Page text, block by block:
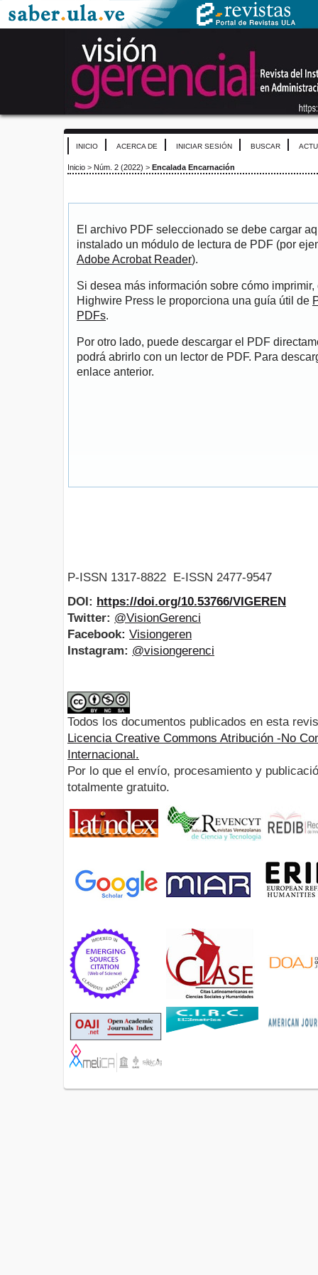
INICIO ACERCA DE INICIAR SESIÓN BUSCAR
Inicio > Núm. 2 (2022) > Encalada Encarnación
El archivo PDF seleccionado se debe cargar
instalado un módulo de lectura de PDF (por
Adobe Acrobat Reader).
Si desea más información sobre cómo
Highwire Press le proporciona una guía útil de
PDFs.
Por otro lado, puede descargar el PDF
podrá abrirlo con un lector de PDF. Para
enlace anterior.
P-ISSN 1317-8822 E-ISSN 2477-9547
DOI: https://doi.org/10.53766/VIGEREN
Twitter: @VisionGerenci
Facebook: Visiongeren
Instagram: @visiongerenci
Todos los documentos publicados en esta
Licencia Creative Commons Atribución -No
Internacional.
Por lo que el envío, procesamiento y
totalmente gratuito.